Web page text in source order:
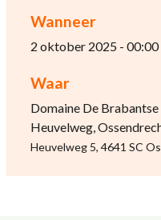
Wanneer
2 oktober 2025 - 00:00
Waar
Domaine De
Heuvelweg,
Heuvelweg 5, 4641 SC